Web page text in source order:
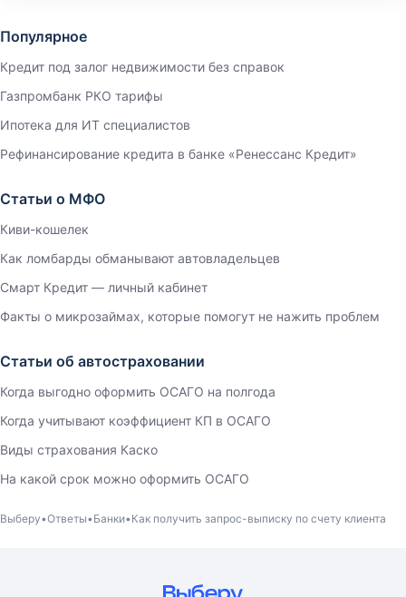
Популярное
Кредит под залог недвижимости без справок
Газпромбанк РКО тарифы
Ипотека для ИТ специалистов
Рефинансирование кредита в банке «Ренессанс Кредит»
Статьи о МФО
Киви-кошелек
Как ломбарды обманывают автовладельцев
Смарт Кредит — личный кабинет
Факты о микрозаймах, которые помогут не нажить проблем
Статьи об автостраховании
Когда выгодно оформить ОСАГО на полгода
Когда учитывают коэффициент КП в ОСАГО
Виды страхования Каско
На какой срок можно оформить ОСАГО
Выберу Ответы Банки Как получить запрос-выписку по счету клиента